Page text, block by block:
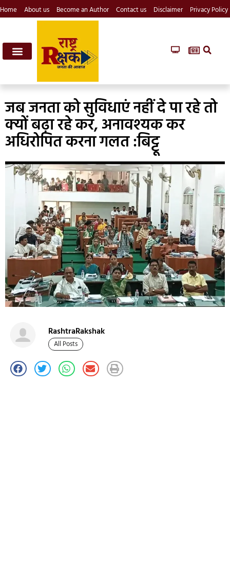
Home About us Become an Author Contact us Disclaimer Privacy Policy
जब जनता को सुविधाएं नहीं दे पा रहे तो
क्यों बढ़ा रहे कर, अनावश्यक कर
अधिरोपित करना गलत :बिट्टू
RashtraRakshak
All Posts